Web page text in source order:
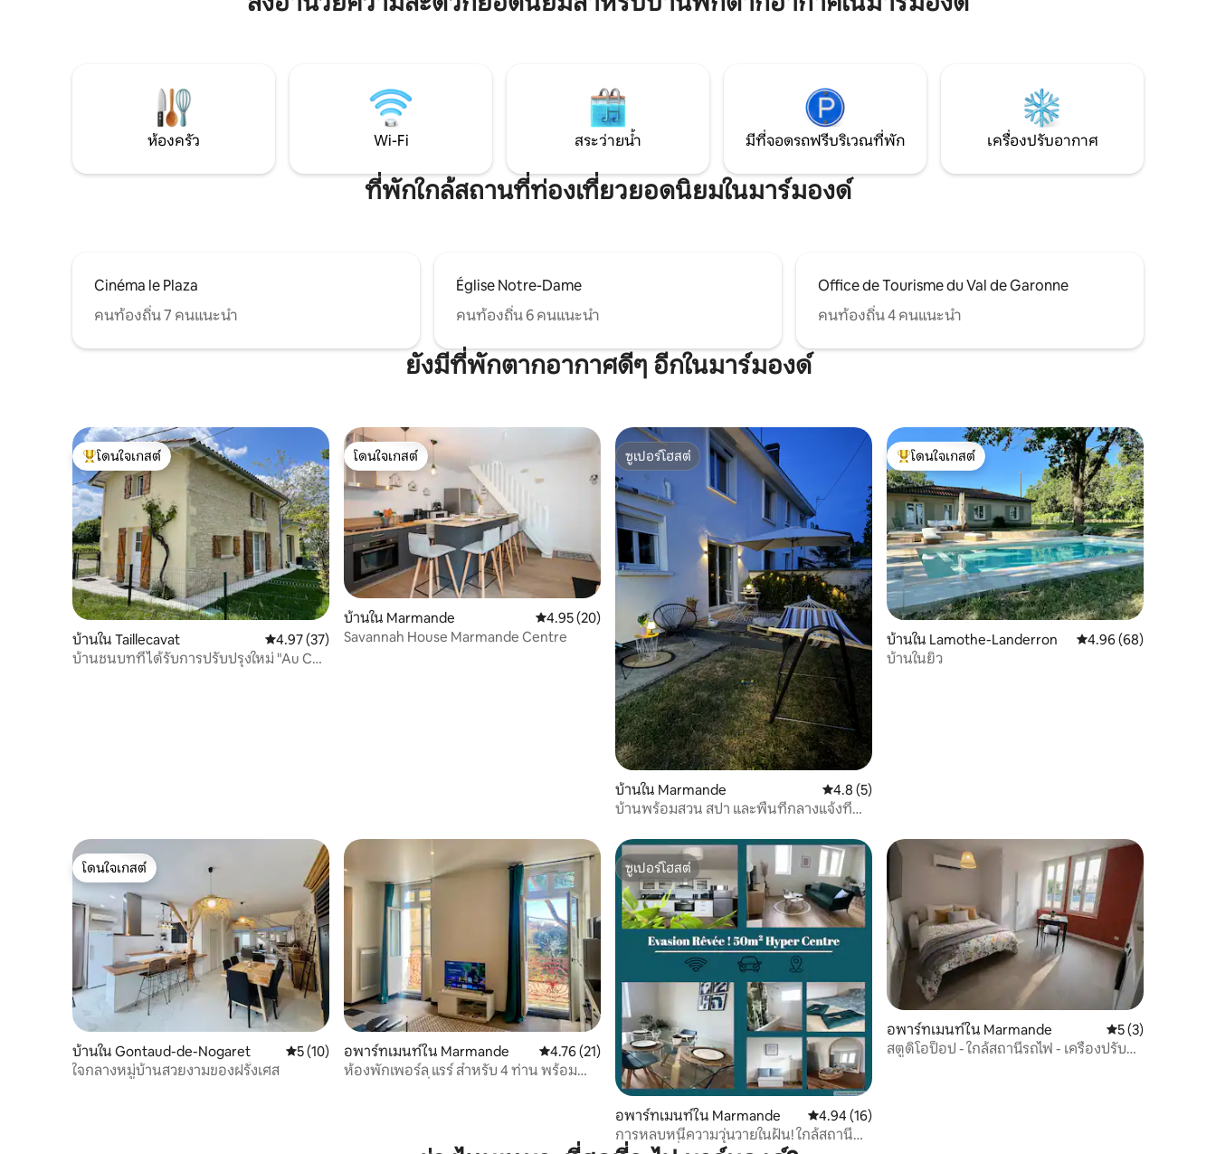
นอกจากนี้ยังเพลิดเพลินกับระเบียงที่มีโต๊ะ
มาร์มองด์ สถานที่สัญลักษณ์ของเทศกาลกา
ห้องครัว Wi-Fi สระว่ายน้ำ มีที่จอดรถฟรีบริเวณที่พัก เครื่องปรับอากาศ
ที่พักใกล้สถานที่ท่องเที่ยวยอดนิยมในมาร์มองด์
Cinéma le Plaza
คนท้องถิ่น 7 คนแนะนำ
Église Notre-Dame
คนท้องถิ่น 6 คนแนะนำ
Office de Tourisme du Val de Garonne
คนท้องถิ่น 4 คนแนะนำ
ยังมีที่พักตากอากาศดีๆ อีกในมาร์มองด์
โดนใจเกสต์ที่สุด
โดนใจเกสต์
บ้านใน Taillecavat คะแนนเฉลี่ย 4.97 จาก 5, 37 รีวิว
4.97 (37)
บ้านชนบทที่ได้รับการปรับปรุงใหม่ "Au Cep
โดนใจเกสต์
โดนใจเกสต์
บ้านใน Marmande คะแนนเฉลี่ย 4.95 จาก 5, 20 รีวิว
4.95 (20)
Savannah House Marmande Centre
ซูเปอร์โฮสต์
ซูเปอร์โฮสต์
บ้านใน Marmande คะแนนเฉลี่ย 4.8 จาก 5, 5 รีวิว
4.8 (5)
บ้านพร้อมสวน สปา และพื้นที่กลางแจ้งที่
โดนใจเกสต์ที่สุด
โดนใจเกสต์
บ้านใน Lamothe-Landerron คะแนนเฉลี่ย 4.96 จาก
4.96 (68)
บ้านในยิว
โดนใจเกสต์
โดนใจเกสต์
บ้านใน Gontaud-de-Nogaret คะแนนเฉลี่ย 5 จาก 5, 10 รีวิว
5 (10)
ใจกลางหมู่บ้านสวยงามของฝรั่งเศส
อพาร์ทเมนท์ใน Marmande คะแนนเฉลี่ย 4.76 จาก 5, 21 รีวิว
4.76 (21)
ห้องพักเพอร์ล แรร์ สำหรับ 4 ท่าน พร้อม
ซูเปอร์โฮสต์
ซูเปอร์โฮสต์
อพาร์ทเมนท์ใน Marmande คะแนนเฉลี่ย 4.94 จาก 5, 16 รีวิว
4.94 (16)
การหลบหนีความวุ่นวายในฝัน! ใกล้สถานี
อพาร์ทเมนท์ใน Marmande คะแนนเฉลี่ย 5 จา
5 (3)
สตูดิโอป็อป - ใกล้สถานีรถไฟ - เครื่องปรับ